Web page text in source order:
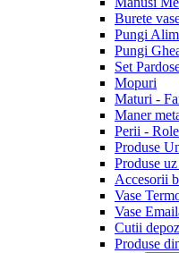
Burete
Pungi
Pungi
Set
Mopuri
Maturi -
Maner
Perii -
Produse
Produse
Accesorii
Vase
Vase
Cutii
Produse